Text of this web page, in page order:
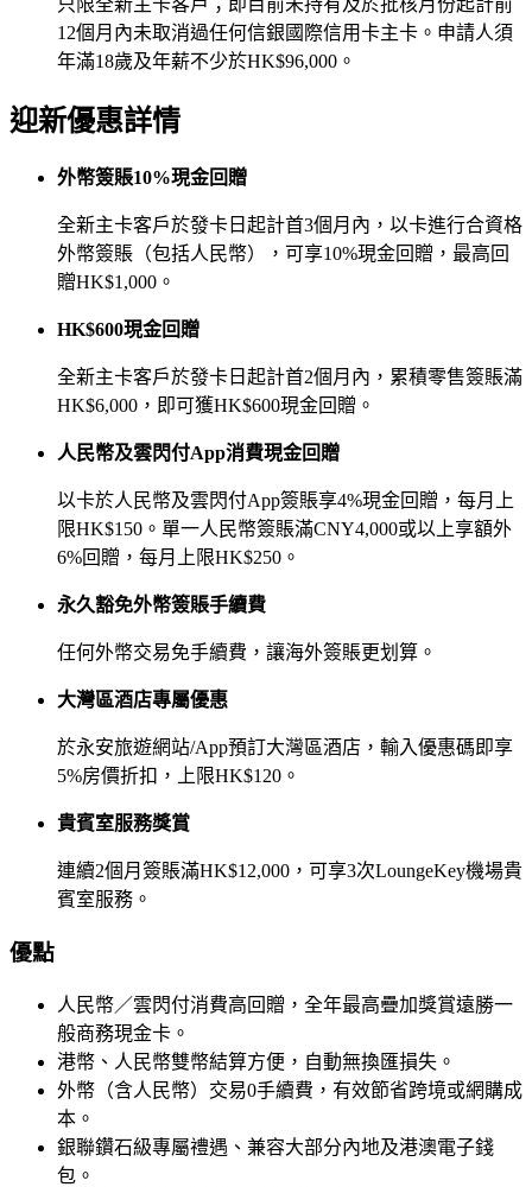
12個月內未取消過任何信銀國際信用卡主卡。申請人須
年滿18歲及年薪不少於HK$96,000。
迎新優惠詳情
外幣簽賬10%現金回贈
全新主卡客戶於發卡日起計首3個月內，以卡進行合資格
外幣簽賬（包括人民幣），可享10%現金回贈，最高回
贈HK$1,000。
HK$600現金回贈
全新主卡客戶於發卡日起計首2個月內，累積零售簽賬滿
HK$6,000，即可獲HK$600現金回贈。
人民幣及雲閃付App消費現金回贈
以卡於人民幣及雲閃付App簽賬享4%現金回贈，每月上
限HK$150。單一人民幣簽賬滿CNY4,000或以上享額外
6%回贈，每月上限HK$250。
永久豁免外幣簽賬手續費
任何外幣交易免手續費，讓海外簽賬更划算。
大灣區酒店專屬優惠
於永安旅遊網站/App預訂大灣區酒店，輸入優惠碼即享
5%房價折扣，上限HK$120。
貴賓室服務獎賞
連續2個月簽賬滿HK$12,000，可享3次LoungeKey機場貴
賓室服務。
優點
人民幣／雲閃付消費高回贈，全年最高疊加獎賞遠勝一
般商務現金卡。
港幣、人民幣雙幣結算方便，自動無換匯損失。
外幣（含人民幣）交易0手續費，有效節省跨境或網購成
本。
銀聯鑽石級專屬禮遇、兼容大部分內地及港澳電子錢
包。